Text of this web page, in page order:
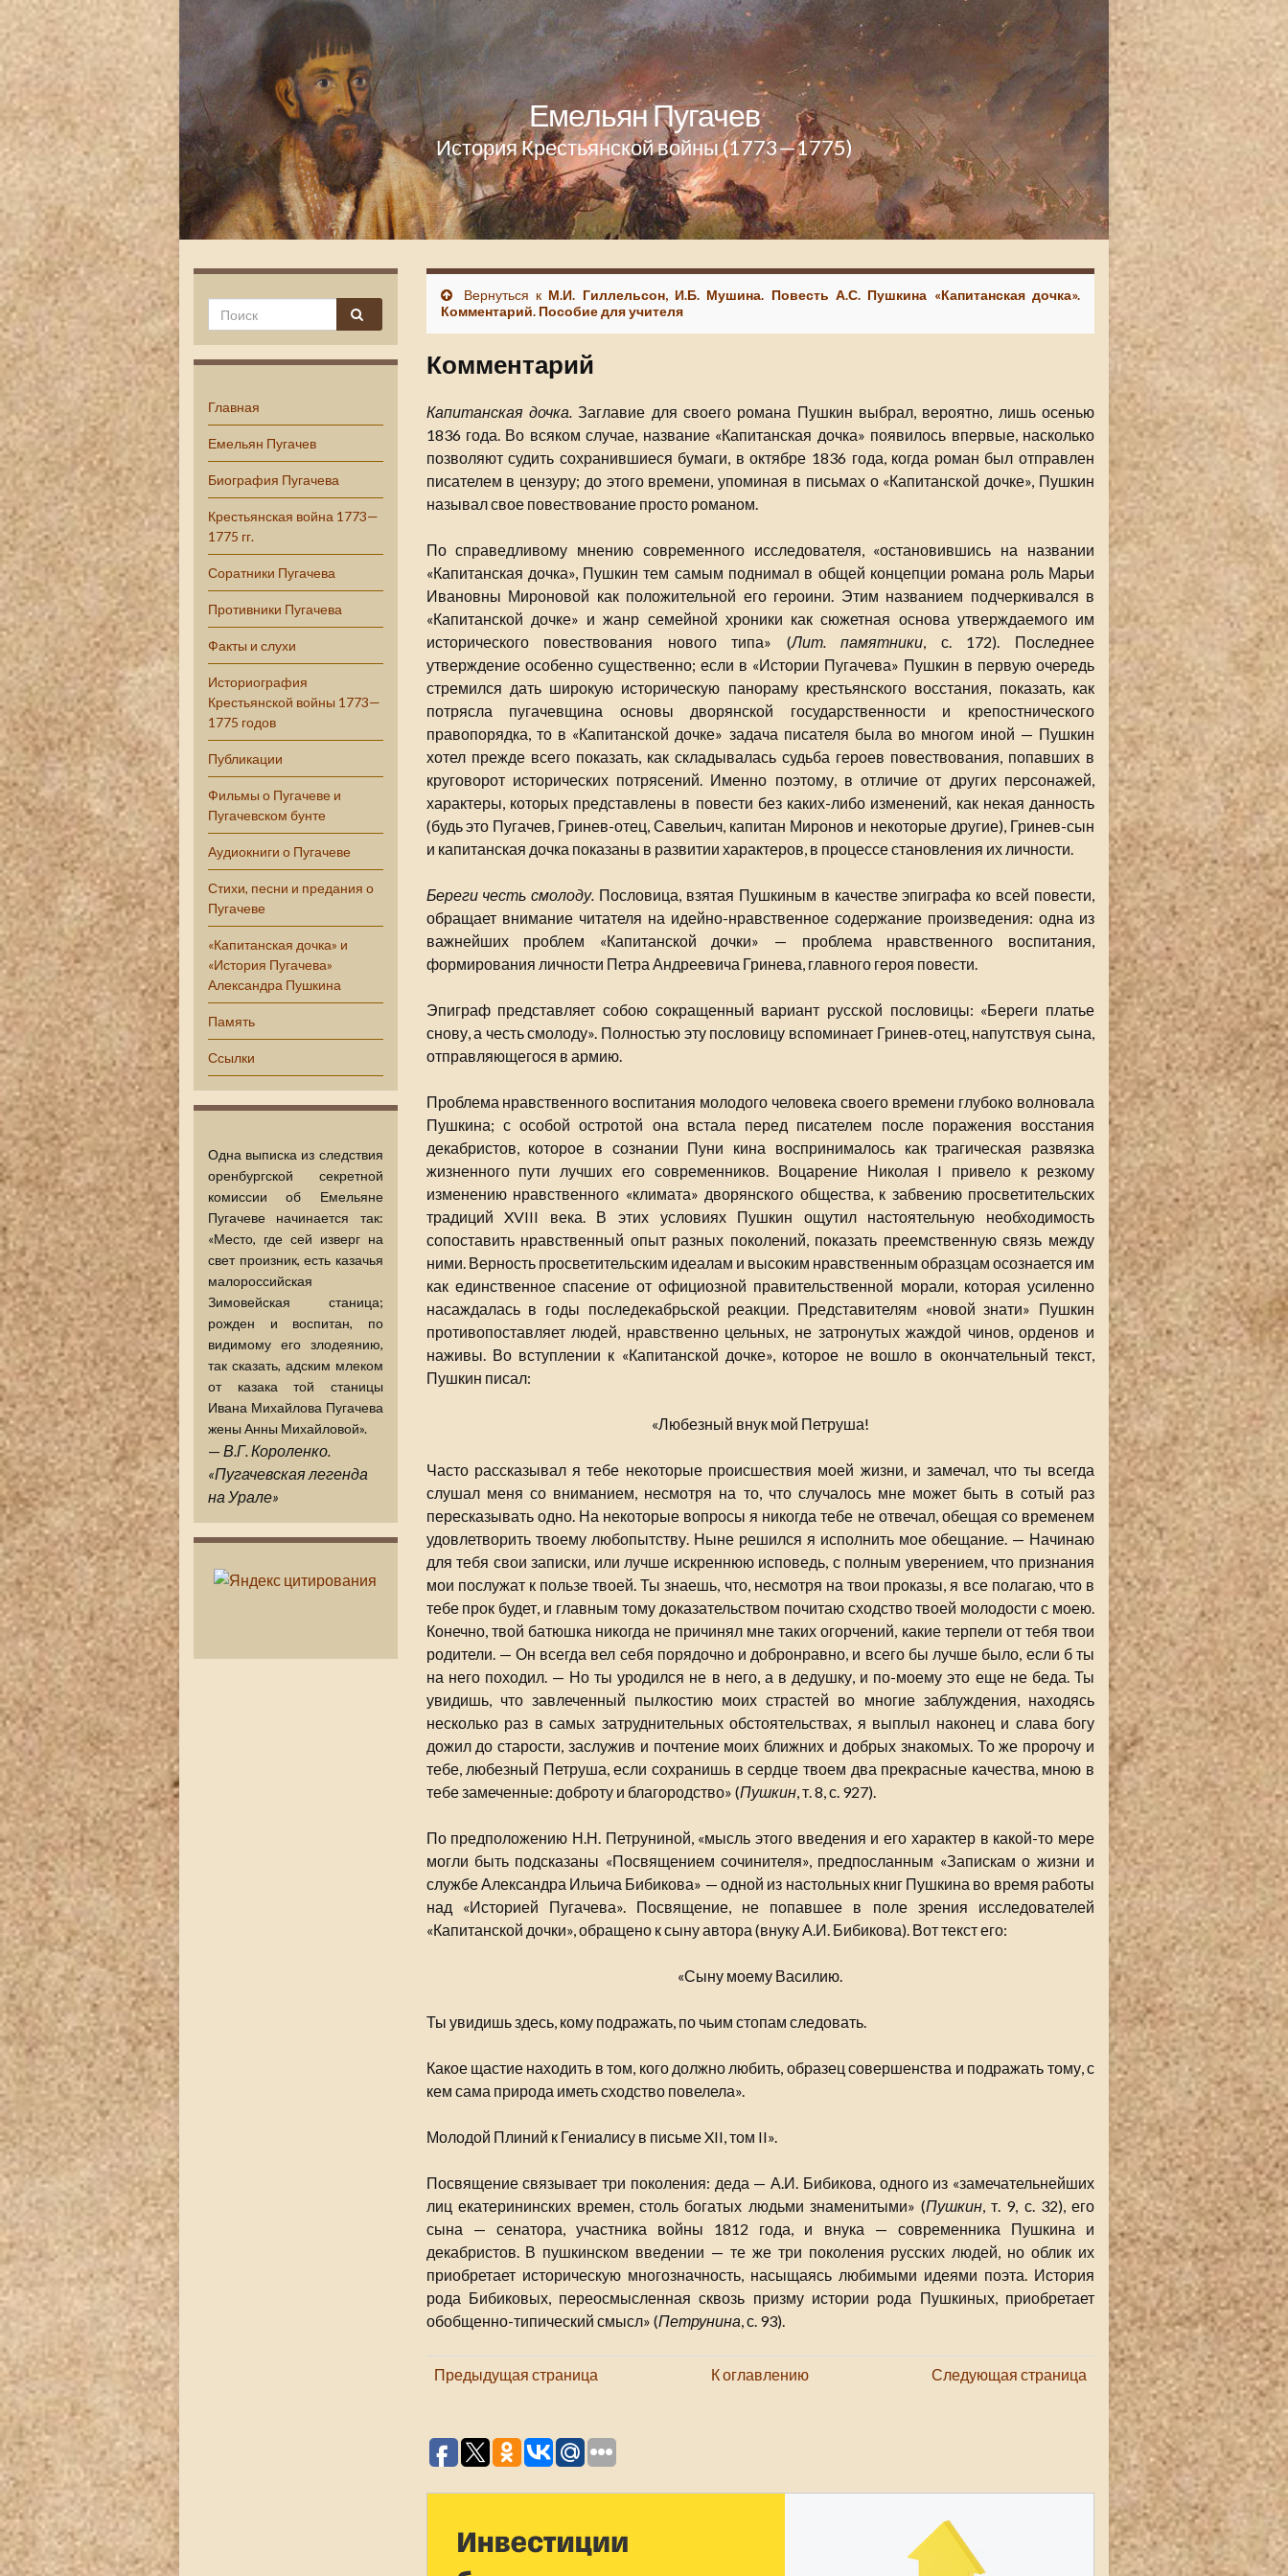
Емельян Пугачев
История Крестьянской войны (1773—1775)
Главная
Емельян Пугачев
Биография Пугачева
Крестьянская война 1773—
1775 гг.
Соратники Пугачева
Противники Пугачева
Факты и слухи
Историография
Крестьянской войны 1773—
1775 годов
Публикации
Фильмы о Пугачеве и
Пугачевском бунте
Аудиокниги о Пугачеве
Стихи, песни и предания о
Пугачеве
«Капитанская дочка» и
«История Пугачева»
Александра Пушкина
Память
Ссылки
Одна выписка из следствия
оренбургской секретной
комиссии об Емельяне
Пугачеве начинается так:
«Место, где сей изверг на
свет произник, есть казачья
малороссийская
Зимовейская станица;
рожден и воспитан, по
видимому его злодеянию,
так сказать, адским млеком
от казака той станицы
Ивана Михайлова Пугачева
жены Анны Михайловой».
— В.Г. Короленко.
«Пугачевская легенда
на Урале»
Вернуться к М.И. Гиллельсон, И.Б. Мушина. Повесть А.С. Пушкина «Капитанская дочка».
Комментарий. Пособие для учителя
Комментарий
Капитанская дочка.Заглавие для своего романа Пушкин выбрал, вероятно, лишь осенью
1836 года. Во всяком случае, название «Капитанская дочка» появилось впервые, насколько
позволяют судить сохранившиеся бумаги, в октябре 1836 года, когда роман был отправлен
писателем в цензуру; до этого времени, упоминая в письмах о «Капитанской дочке», Пушкин
называл свое повествование просто романом.
По справедливому мнению современного исследователя, «остановившись на названии
«Капитанская дочка», Пушкин тем самым поднимал в общей концепции романа роль Марьи
Ивановны Мироновой как положительной его героини. Этим названием подчеркивался в
«Капитанской дочке» и жанр семейной хроники как сюжетная основа утверждаемого им
исторического повествования нового типа» (Лит. памятники, с. 172). Последнее
утверждение особенно существенно; если в «Истории Пугачева» Пушкин в первую очередь
стремился дать широкую историческую панораму крестьянского восстания, показать, как
потрясла пугачевщина основы дворянской государственности и крепостнического
правопорядка, то в «Капитанской дочке» задача писателя была во многом иной — Пушкин
хотел прежде всего показать, как складывалась судьба героев повествования, попавших в
круговорот исторических потрясений. Именно поэтому, в отличие от других персонажей,
характеры, которых представлены в повести без каких-либо изменений, как некая данность
(будь это Пугачев, Гринев-отец, Савельич, капитан Миронов и некоторые другие), Гринев-сын
и капитанская дочка показаны в развитии характеров, в процессе становления их личности.
Береги честь смолоду. Пословица, взятая Пушкиным в качестве эпиграфа ко всей повести,
обращает внимание читателя на идейно-нравственное содержание произведения: одна из
важнейших проблем «Капитанской дочки» — проблема нравственного воспитания,
формирования личности Петра Андреевича Гринева, главного героя повести.
Эпиграф представляет собою сокращенный вариант русской пословицы: «Береги платье
снову, а честь смолоду». Полностью эту пословицу вспоминает Гринев-отец, напутствуя сына,
отправляющегося в армию.
Проблема нравственного воспитания молодого человека своего времени глубоко волновала
Пушкина; с особой остротой она встала перед писателем после поражения восстания
декабристов, которое в сознании Пуни кина воспринималось как трагическая развязка
жизненного пути лучших его современников. Воцарение Николая I привело к резкому
изменению нравственного «климата» дворянского общества, к забвению просветительских
традиций XVIII века. В этих условиях Пушкин ощутил настоятельную необходимость
сопоставить нравственный опыт разных поколений, показать преемственную связь между
ними. Верность просветительским идеалам и высоким нравственным образцам осознается им
как единственное спасение от официозной правительственной морали, которая усиленно
насаждалась в годы последекабрьской реакции. Представителям «новой знати» Пушкин
противопоставляет людей, нравственно цельных, не затронутых жаждой чинов, орденов и
наживы. Во вступлении к «Капитанской дочке», которое не вошло в окончательный текст,
Пушкин писал:
«Любезный внук мой Петруша!
Часто рассказывал я тебе некоторые происшествия моей жизни, и замечал, что ты всегда
слушал меня со вниманием, несмотря на то, что случалось мне может быть в сотый раз
пересказывать одно. На некоторые вопросы я никогда тебе не отвечал, обещая со временем
удовлетворить твоему любопытству. Ныне решился я исполнить мое обещание. — Начинаю
для тебя свои записки, или лучше искреннюю исповедь, с полным уверением, что признания
мои послужат к пользе твоей. Ты знаешь, что, несмотря на твои проказы, я все полагаю, что в
тебе прок будет, и главным тому доказательством почитаю сходство твоей молодости с моею.
Конечно, твой батюшка никогда не причинял мне таких огорчений, какие терпели от тебя твои
родители. — Он всегда вел себя порядочно и добронравно, и всего бы лучше было, если б ты
на него походил. — Но ты уродился не в него, а в дедушку, и по-моему это еще не беда. Ты
увидишь, что завлеченный пылкостию моих страстей во многие заблуждения, находясь
несколько раз в самых затруднительных обстоятельствах, я выплыл наконец и слава богу
дожил до старости, заслужив и почтение моих ближних и добрых знакомых. То же пророчу и
тебе, любезный Петруша, если сохранишь в сердце твоем два прекрасные качества, мною в
тебе замеченные: доброту и благородство» (Пушкин, т. 8, с. 927).
По предположению Н.Н. Петруниной, «мысль этого введения и его характер в какой-то мере
могли быть подсказаны «Посвящением сочинителя», предпосланным «Запискам о жизни и
службе Александра Ильича Бибикова» — одной из настольных книг Пушкина во время работы
над «Историей Пугачева». Посвящение, не попавшее в поле зрения исследователей
«Капитанской дочки», обращено к сыну автора (внуку А.И. Бибикова). Вот текст его:
«Сыну моему Василию.
Ты увидишь здесь, кому подражать, по чьим стопам следовать.
Какое щастие находить в том, кого должно любить, образец совершенства и подражать тому, с
кем сама природа иметь сходство повелела».
Молодой Плиний к Гениалису в письме XII, том II».
Посвящение связывает три поколения: деда — А.И. Бибикова, одного из «замечательнейших
лиц екатерининских времен, столь богатых людьми знаменитыми» (Пушкин, т. 9, с. 32), его
сына — сенатора, участника войны 1812 года, и внука — современника Пушкина и
декабристов. В пушкинском введении — те же три поколения русских людей, но облик их
приобретает историческую многозначность, насыщаясь любимыми идеями поэта. История
рода Бибиковых, переосмысленная сквозь призму истории рода Пушкиных, приобретает
обобщенно-типический смысл» (Петрунина, с. 93).
Предыдущая страница К оглавлению Следующая страница